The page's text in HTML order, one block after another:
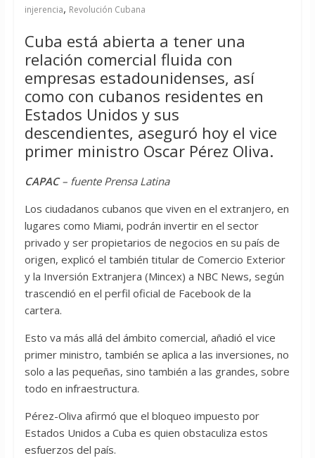
injerencia, Revolución Cubana
Cuba está abierta a tener una
relación comercial fluida con
empresas estadounidenses, así
como con cubanos residentes en
Estados Unidos y sus
descendientes, aseguró hoy el vice
primer ministro Oscar Pérez Oliva.
CAPAC– fuente Prensa Latina
Los ciudadanos cubanos que viven en el extranjero, en
lugares como Miami, podrán invertir en el sector
privado y ser propietarios de negocios en su país de
origen, explicó el también titular de Comercio Exterior
y la Inversión Extranjera (Mincex) a NBC News, según
trascendió en el perfil oficial de Facebook de la
cartera.
Esto va más allá del ámbito comercial, añadió el vice
primer ministro, también se aplica a las inversiones, no
solo a las pequeñas, sino también a las grandes, sobre
todo en infraestructura.
Pérez-Oliva afirmó que el bloqueo impuesto por
Estados Unidos a Cuba es quien obstaculiza estos
esfuerzos del país.